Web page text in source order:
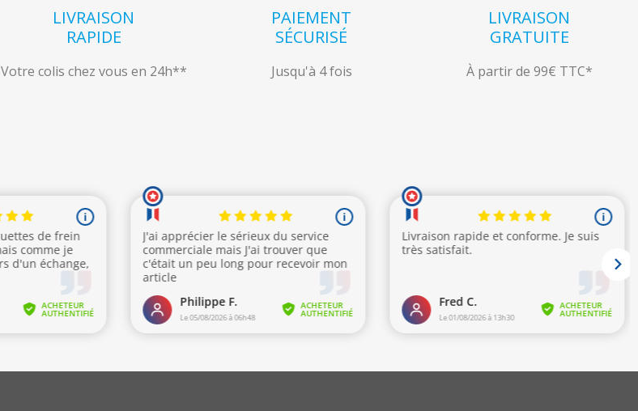
LIVRAISON
RAPIDE
Votre colis chez vous en 24h**
PAIEMENT
SÉCURISÉ
Jusqu'à 4 fois
LIVRAISON
GRATUITE
À partir de 99€ TTC*